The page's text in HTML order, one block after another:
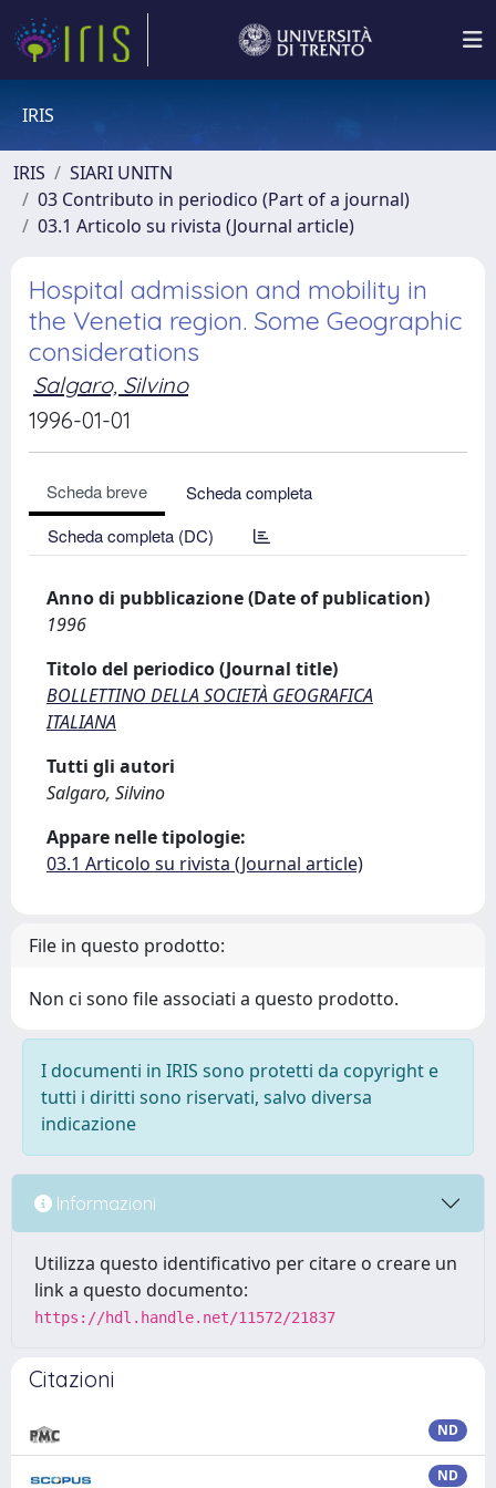
IRIS
IRIS
SIARI UNITN
03 Contributo in periodico (Part of a journal)
03.1 Articolo su rivista (Journal article)
Hospital admission and mobility in
the Venetia region. Some Geographic
considerations
Salgaro, Silvino
1996-01-01
Scheda breve
Scheda completa
Scheda completa (DC)
Anno di pubblicazione (Date of publication)
1996
Titolo del periodico (Journal title)
BOLLETTINO DELLA SOCIETÀ GEOGRAFICA
ITALIANA
Tutti gli autori
Salgaro, Silvino
Appare nelle tipologie:
03.1 Articolo su rivista (Journal article)
File in questo prodotto:
Non ci sono file associati a questo prodotto.
I documenti in IRIS sono protetti da copyright e
tutti i diritti sono riservati, salvo diversa
indicazione
Informazioni
Utilizza questo identificativo per citare o creare un
link a questo documento:
https://hdl.handle.net/11572/21837
Citazioni
ND
ND